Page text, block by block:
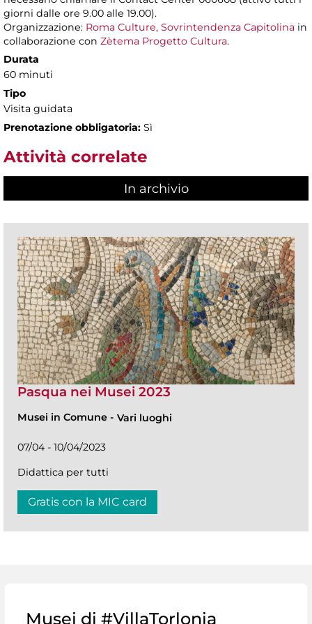
giorni dalle ore 9.00 alle 19.00).
Organizzazione: Roma Culture, Sovrintendenza Capitolina in
collaborazione con Zètema Progetto Cultura.
Durata
60 minuti
Tipo
Visita guidata
Prenotazione obbligatoria: Sì
Attività correlate
In archivio
Pasqua nei Musei 2023
Musei in Comune - Vari luoghi
07/04 - 10/04/2023
Didattica per tutti
Gratis con la MIC card
Musei di #VillaTorlonia